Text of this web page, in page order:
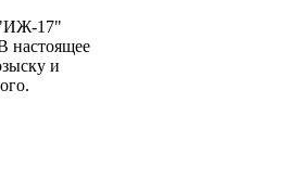
"ИЖ-17"
настоящее
и